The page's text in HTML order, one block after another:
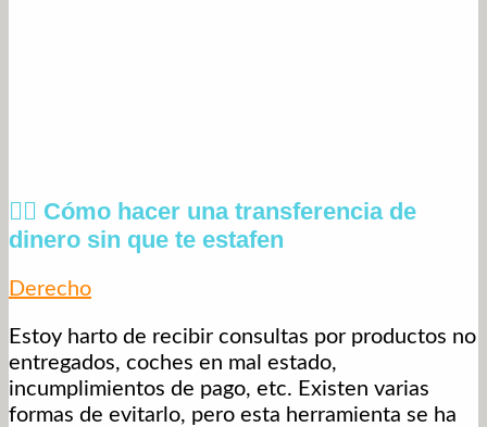
🤦‍♂️ Cómo hacer una transferencia de
dinero sin que te estafen
Derecho
Estoy harto de recibir consultas por productos no
entregados, coches en mal estado,
incumplimientos de pago, etc. Existen varias
formas de evitarlo, pero esta herramienta se ha